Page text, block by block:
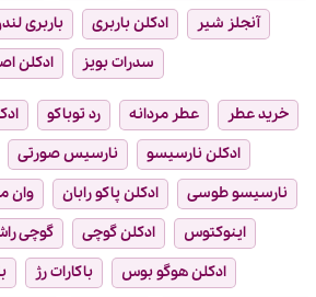
آنجلز شیر
ادکلن باربری باربری
سدرات بویز
ادکلن
خرید عطر عطر مردانه رد توباکو
ادکلن نارسیسو
نارسیس صورتی
نارسیسو طوسی
ادکلن پاکو رابان وان
اینوکتوس
ادکلن گوچی گوچی
ادکلن هوگو بوس
باکارات رژ